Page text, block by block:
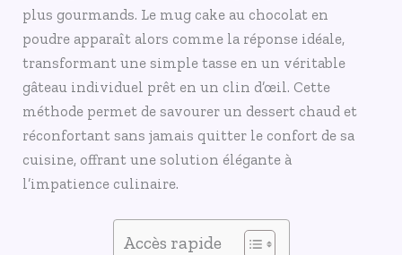
plus gourmands. Le mug cake au chocolat en
poudre apparaît alors comme la réponse idéale,
transformant une simple tasse en un véritable
gâteau individuel prêt en un clin d’œil. Cette
méthode permet de savourer un dessert chaud et
réconfortant sans jamais quitter le confort de sa
cuisine, offrant une solution élégante à
l’impatience culinaire.
Accès rapide